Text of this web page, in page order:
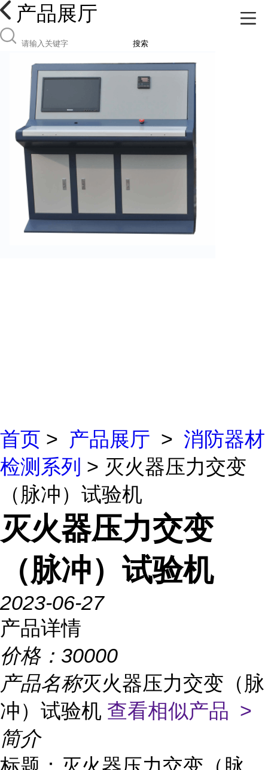
产品展厅
搜索
首页 > 产品展厅 > 消防器材
检测系列 > 灭火器压力交变
（脉冲）试验机
灭火器压力交变
（脉冲）试验机
2023-06-27
产品详情
价格： 30000
产品名称灭火器压力交变（脉
冲）试验机 查看相似产品 >
简介